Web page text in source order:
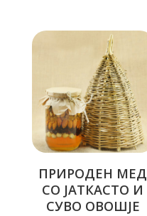
ПРИРОДЕН МЕД
СО ЈАТКАСТО И
СУВО ОВОШЈЕ